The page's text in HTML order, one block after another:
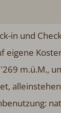
und
Kosten
von
Lage,
Im